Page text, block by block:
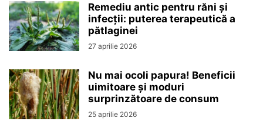
Remediu antic pentru răni și
infecții: puterea terapeutică a
pătlaginei
27 aprilie 2026
Nu mai ocoli papura! Beneficii
uimitoare și moduri
surprinzătoare de consum
25 aprilie 2026